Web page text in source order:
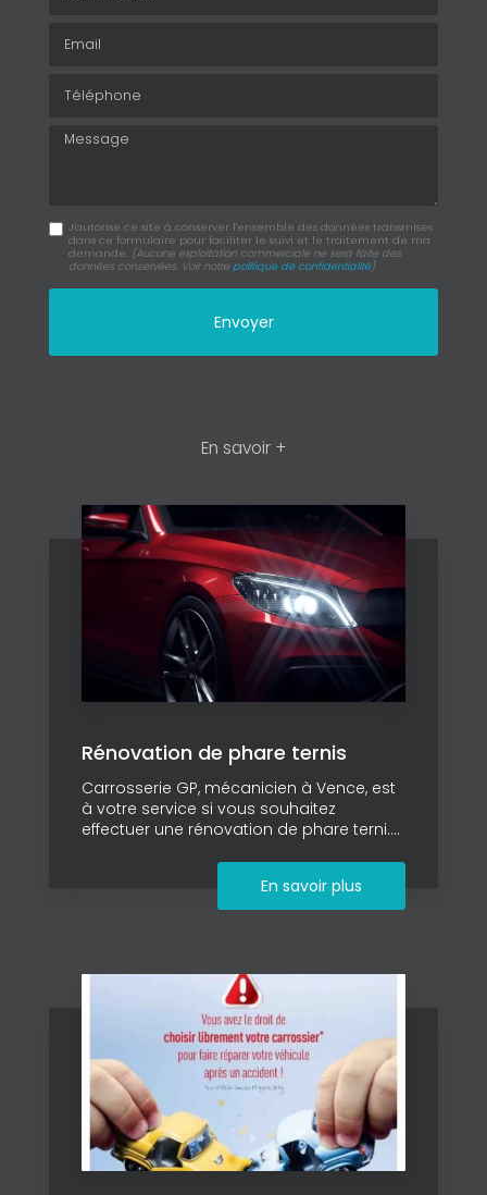
Message
J'autorise ce site à conserver l'ensemble des données transmises
dans ce formulaire pour faciliter le suivi et le traitement de ma
demande. (Aucune exploitation commerciale ne sera faite des
données conservées. Voir notre politique de confidentialité)
En savoir +
Rénovation de phare ternis
Carrosserie GP, mécanicien à Vence, est
à votre service si vous souhaitez
effectuer une rénovation de phare terni....
En savoir plus